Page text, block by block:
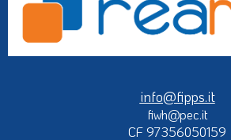
info@fipps.it
fiwh@pec.it
CF 97356050159